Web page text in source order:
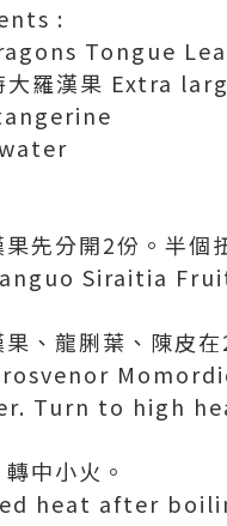
:
Tongue
大羅漢果 Extra
分開2份。半個
Siraitia
龍脷葉、陳皮在
Turn to high
中小火。
heat after